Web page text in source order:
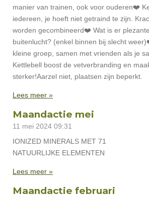
manier van trainen, ook voor ouderen❤️
iedereen, je hoeft niet getraind te zijn.
worden gecombineerd❤️ Wat is er
buitenlucht? (enkel binnen bij slecht
kleine groep, samen met vrienden als je
Kettlebell boost de vetverbranding en
sterker!Aarzel niet, plaatsen zijn beperkt.
Lees meer »
Maandactie mei
11 mei 2024 09:31
IONIZED MINERALS MET 71
NATUURLIJKE ELEMENTEN
Lees meer »
Maandactie februari